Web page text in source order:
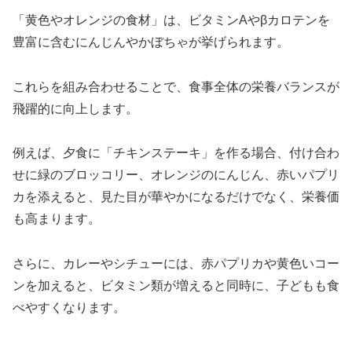
「黄色やオレンジの食材」は、ビタミンAやβカロテンを
豊富に含むにんじんやかぼちゃが挙げられます。
これらを組み合わせることで、食事全体の栄養バランスが
飛躍的に向上します。
例えば、夕食に「チキンステーキ」を作る場合、付け合わ
せに緑のブロッコリー、オレンジのにんじん、赤いパプリ
カを添えると、見た目が華やかになるだけでなく、栄養価
も高まります。
さらに、カレーやシチューには、赤パプリカや黄色いコー
ンを加えると、ビタミン類が増えると同時に、子どもも食
べやすくなります。